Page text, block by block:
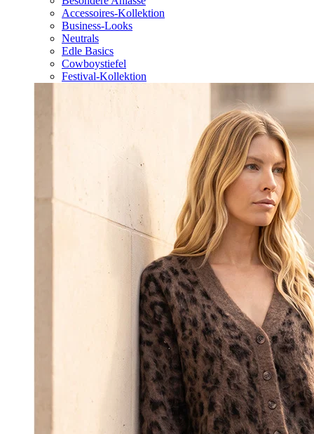
Accessoires-Kollektion
Business-Looks
Neutrals
Edle Basics
Cowboystiefel
Festival-Kollektion